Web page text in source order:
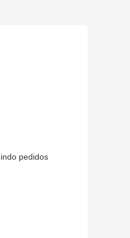
pedidos